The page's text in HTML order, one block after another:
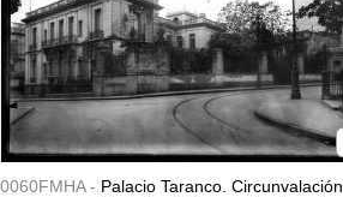
0060FMHA - Palacio Taranco. Circunvalación